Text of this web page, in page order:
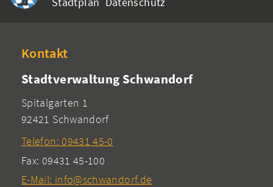
Kontakt
Stadtverwaltung Schwandorf
Spitalgarten 1
92421 Schwandorf
Telefon: 09431 45-0
Fax: 09431 45-100
E-Mail: info@schwandorf.de